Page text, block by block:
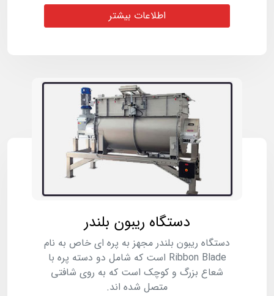
اطلاعات بیشتر
دستگاه ریبون بلندر
دستگاه ریبون بلندر مجهز به پره ای خاص به نام
Ribbon Blade است که شامل دو دسته پره با
شعاع بزرگ و کوچک است که به روی شافتی
متصل شده اند.